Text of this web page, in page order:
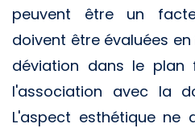
peuvent être un
doivent être évaluées
déviation dans le plan
l'association avec la
L'aspect esthétique